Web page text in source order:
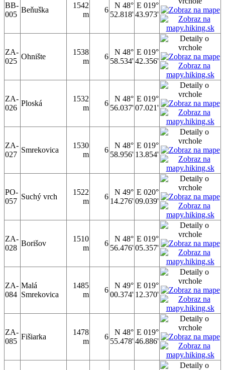
BB-
005
Beňuška
1542
m
6
N 48°
52.818'
E 019°
43.973'
ZA-
025
Ohnište
1538
m
6
N 48°
58.534'
E 019°
42.356'
ZA-
026
Ploská
1532
m
6
N 48°
56.037'
E 019°
07.021'
ZA-
027
Smrekovica
1530
m
6
N 48°
58.956'
E 019°
13.854'
PO-
057
Suchý vrch
1522
m
6
N 49°
14.276'
E 020°
09.039'
ZA-
028
Borišov
1510
m
6
N 48°
56.476'
E 019°
05.357'
ZA-
084
Malá
Smrekovica
1485
m
6
N 49°
00.374'
E 019°
12.370'
ZA-
085
Fišiarka
1478
m
6
N 48°
55.478'
E 019°
46.886'